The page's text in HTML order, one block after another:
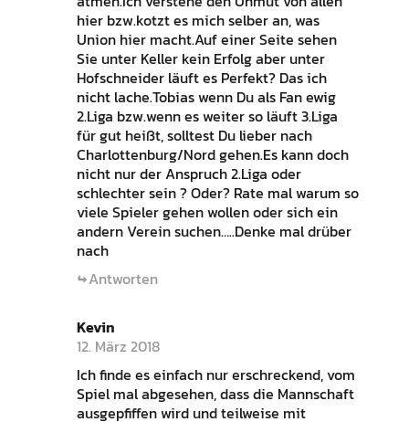
hier bzw.kotzt es mich selber an, was
Union hier macht.Auf einer Seite sehen
Sie unter Keller kein Erfolg aber unter
Hofschneider läuft es Perfekt? Das ich
nicht lache.Tobias wenn Du als Fan ewig
2.Liga bzw.wenn es weiter so läuft 3.Liga
für gut heißt, solltest Du lieber nach
Charlottenburg/Nord gehen.Es kann doch
nicht nur der Anspruch 2.Liga oder
schlechter sein ? Oder? Rate mal warum so
viele Spieler gehen wollen oder sich ein
andern Verein suchen…..Denke mal drüber
nach
Antworten
Kevin
12. März 2018
Ich finde es einfach nur erschreckend, vom
Spiel mal abgesehen, dass die Mannschaft
ausgepfiffen wird und teilweise mit